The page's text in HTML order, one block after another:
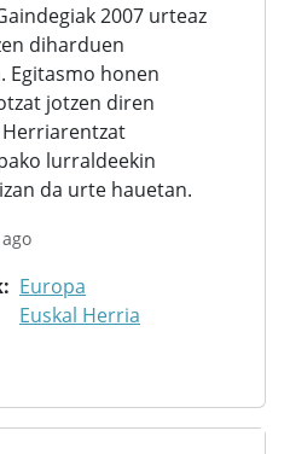
2007 urteaz
diharduen
Egitasmo honen
jotzen diren
Herriarentzat
lurraldeekin
da urte hauetan.
Europa
Euskal Herria